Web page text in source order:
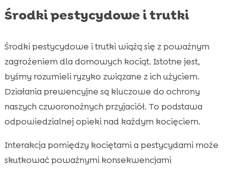
Środki pestycydowe i trutki
Środki pestycydowe i trutki wiążą się z poważnym
zagrożeniem dla domowych kociąt. Istotne jest,
byśmy rozumieli ryzyko związane z ich użyciem.
Działania prewencyjne są kluczowe do ochrony
naszych czworonożnych przyjaciół. To podstawa
odpowiedzialnej opieki nad każdym kocięciem.
Interakcja pomiędzy kociętami a pestycydami może
skutkować poważnymi konsekwencjami